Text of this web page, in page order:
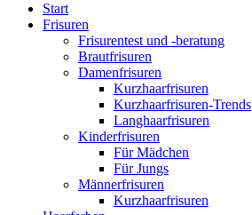
Start
Frisuren
Frisurentest und -beratung
Brautfrisuren
Damenfrisuren
Kurzhaarfrisuren
Kurzhaarfrisuren-Trends
Langhaarfrisuren
Kinderfrisuren
Für Mädchen
Für Jungs
Männerfrisuren
Kurzhaarfrisuren